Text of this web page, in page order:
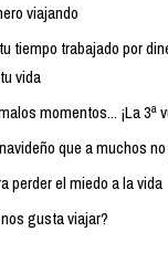
viajando
tiempo trabajado por
vida
momentos... ¡La 3ª
que a muchos
perder el miedo a la vida
gusta viajar?